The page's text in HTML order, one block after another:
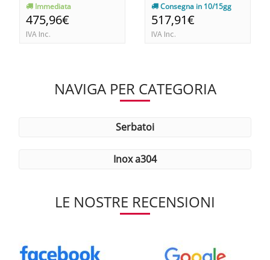
Immediata
475,96€
IVA Inc.
Consegna in 10/15gg
517,91€
IVA Inc.
NAVIGA PER CATEGORIA
serbatoi
inox a304
LE NOSTRE RECENSIONI